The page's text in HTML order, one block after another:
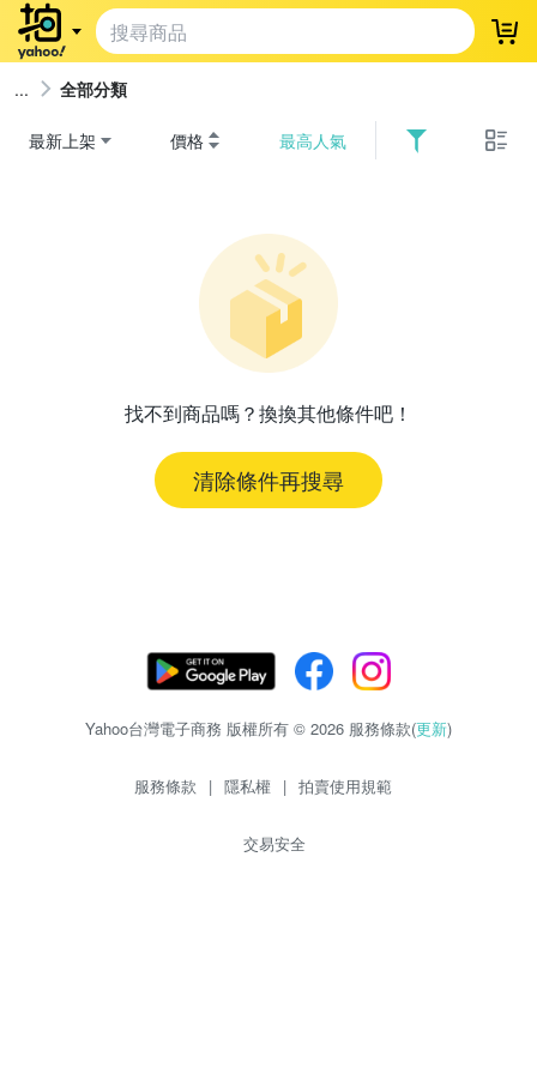
登
全部分類
最新上架 價格 最高人氣
找不到商品嗎？換換其他條件吧！
清除條件再搜尋
Yahoo台灣電子商務 版權所有 © 2026 服務條款(更新)
服務條款 | 隱私權 | 拍賣使用規範
交易安全